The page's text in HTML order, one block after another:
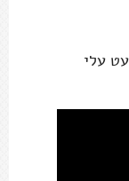
עלי